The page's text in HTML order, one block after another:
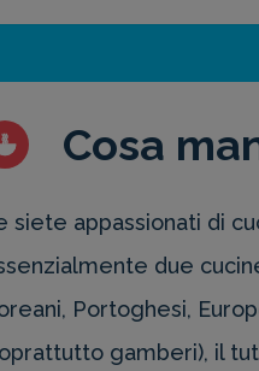
Cosa
siete appassionati di
due
Portoghesi,
gamberi), il